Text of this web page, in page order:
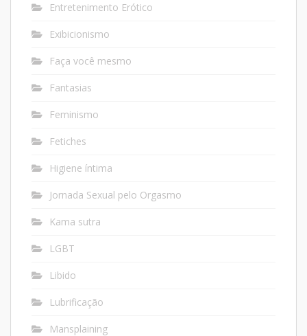
Entretenimento Erótico
Exibicionismo
Faça você mesmo
Fantasias
Feminismo
Fetiches
Higiene íntima
Jornada Sexual pelo Orgasmo
Kama sutra
LGBT
Libido
Lubrificação
Mansplaining